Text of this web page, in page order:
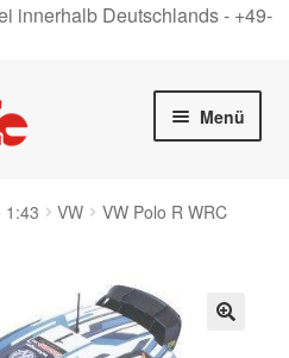
innerhalb Deutschlands - +49-
Menü
1:43 VW VW Polo R WRC